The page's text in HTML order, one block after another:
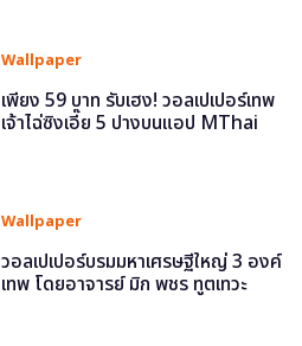
Wallpaper
เพียง 59 บาท รับเฮง! วอลเปเปอร์เทพ
เจ้าไฉ่ซิงเอี๊ย 5 ปางบนแอป MThai
Wallpaper
วอลเปเปอร์บรมมหาเศรษฐีใหญ่ 3 องค์
เทพ โดยอาจารย์ มิก พชร ทูตเทวะ